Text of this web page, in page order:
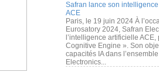
Safran lance son
ACE
Paris, le 19 juin 2024 À
Eurosatory 2024, Safran
l’intelligence artificielle ACE,
Cognitive Engine ». Son
capacités IA dans
Electronics...